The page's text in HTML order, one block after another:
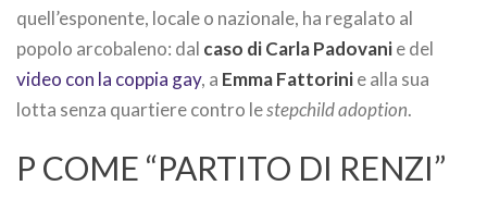
quell’esponente, locale o nazionale, ha regalato al
popolo arcobaleno: dal caso di Carla Padovanie del
video con la coppia gay, a Emma Fattorinie alla sua
lotta senza quartiere contro lestepchild adoption.
P COME “PARTITO DI RENZI”